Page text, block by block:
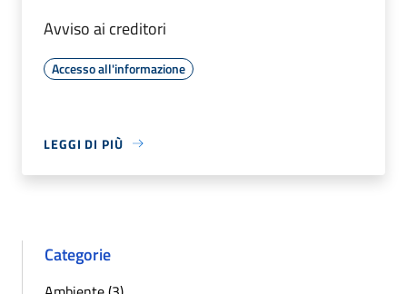
Avviso ai creditori
Accesso all'informazione
LEGGI DI PIÙ
Categorie